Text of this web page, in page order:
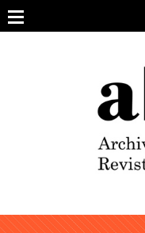
ARCHIVO DE REVISTAS
ESTUDIOS CRÍTICOS